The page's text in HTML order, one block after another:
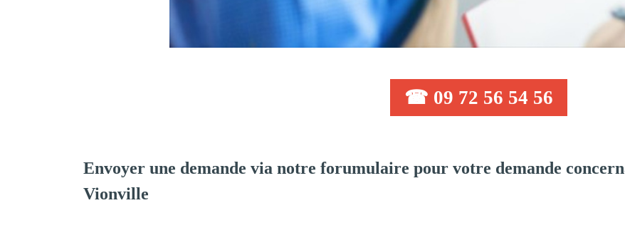
☎ 09 72 56 54 56
Envoyer une demande via notre forumulaire pour votre demande
Vionville